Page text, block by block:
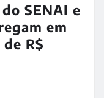
SENAI e
em
R$